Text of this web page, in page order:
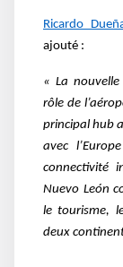
Ricardo
ajouté :
« La
rôle de
principal hub
avec
connectivité
Nuevo León
le tourisme,
deux